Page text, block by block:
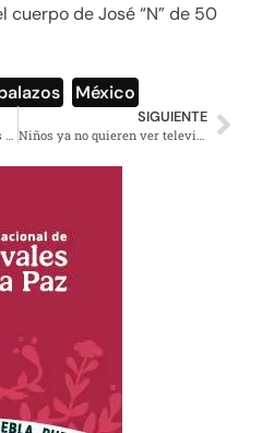
de José “N” de 50
México
SIGUIENTE